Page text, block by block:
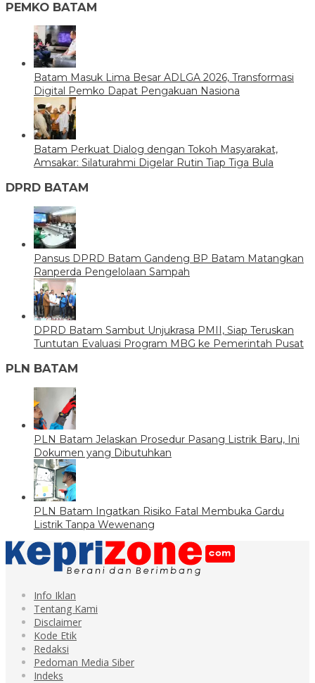
PEMKO BATAM
Batam Masuk Lima Besar ADLGA 2026, Transformasi
Digital Pemko Dapat Pengakuan Nasiona
Batam Perkuat Dialog dengan Tokoh Masyarakat,
Amsakar: Silaturahmi Digelar Rutin Tiap Tiga Bula
DPRD BATAM
Pansus DPRD Batam Gandeng BP Batam Matangkan
Ranperda Pengelolaan Sampah
DPRD Batam Sambut Unjukrasa PMII, Siap Teruskan
Tuntutan Evaluasi Program MBG ke Pemerintah Pusat
PLN BATAM
PLN Batam Jelaskan Prosedur Pasang Listrik Baru, Ini
Dokumen yang Dibutuhkan
PLN Batam Ingatkan Risiko Fatal Membuka Gardu
Listrik Tanpa Wewenang
Info Iklan
Tentang Kami
Disclaimer
Kode Etik
Redaksi
Pedoman Media Siber
Indeks